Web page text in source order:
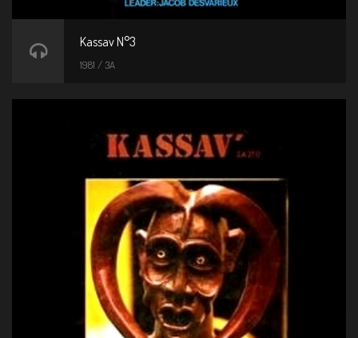
Kassav N°3
1981 / 3A